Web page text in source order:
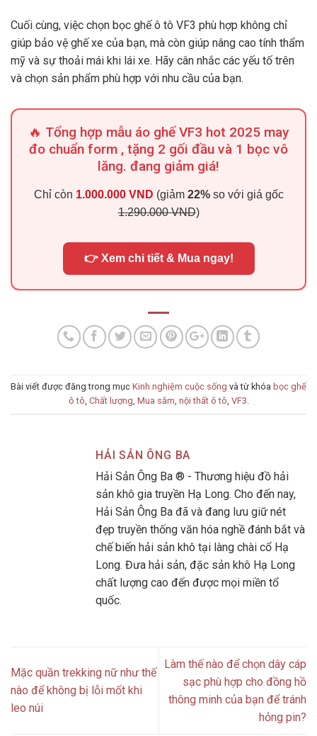
Cuối cùng, việc chọn bọc ghế ô tô VF3 phù hợp không chỉ
giúp bảo vệ ghế xe của bạn, mà còn giúp nâng cao tính thẩm
mỹ và sự thoải mái khi lái xe. Hãy cân nhắc các yếu tố trên
và chọn sản phẩm phù hợp với nhu cầu của bạn.
🔥 Tổng hợp mẫu áo ghế VF3 hot 2025 may
đo chuẩn form , tặng 2 gối đầu và 1 bọc vô
lăng. đang giảm giá!
Chỉ còn 1.000.000 VND (giảm 22%so với giá gốc
1.290.000 VND)
👉 Xem chi tiết & Mua ngay!
Bài viết được đăng trong mục Kinh nghiệm cuộc sống và từ khóa bọc ghế
ô tô, Chất lượng, Mua sắm, nội thất ô tô, VF3.
HẢI SẢN ÔNG BA
Hải Sản Ông Ba ® - Thương hiệu đồ hải
sản khô gia truyền Hạ Long. Cho đến nay,
Hải Sản Ông Ba đã và đang lưu giữ nét
đẹp truyền thống văn hóa nghề đánh bắt và
chế biến hải sản khô tại làng chài cổ Hạ
Long. Đưa hải sản, đặc sản khô Hạ Long
chất lượng cao đến được mọi miền tổ
quốc.
Mặc quần trekking nữ như thế
nào để không bị lỗi mốt khi
leo núi
Làm thế nào để chọn dây cáp
sạc phù hợp cho đồng hồ
thông minh của bạn để tránh
hỏng pin?